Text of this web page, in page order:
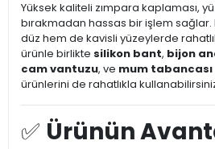
Yüksek kaliteli zımpara kaplaması,
bırakmadan hassas bir işlem sağlar.
düz hem de kavisli yüzeylerde
ürünle birlikte silikon bant, bijon
cam vantuzu, ve mum tabancası
ürünlerini de rahatlıkla
✅ Ürünün